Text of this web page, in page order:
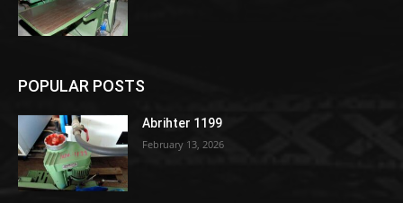
POPULAR POSTS
Abrihter 1199
February 13, 2026